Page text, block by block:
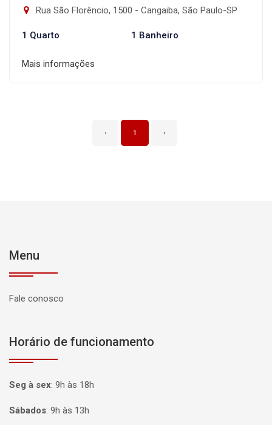
Rua São Florêncio, 1500 - Cangaiba, São Paulo-SP
1 Quarto 1 Banheiro
Mais informações
‹ 1 ›
Menu
Fale conosco
Horário de funcionamento
Seg à sex: 9h às 18h
Sábados: 9h às 13h